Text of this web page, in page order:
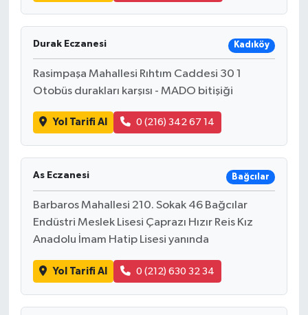
Durak Eczanesi Kadıköy
Rasimpaşa Mahallesi Rıhtım Caddesi 30 1
Otobüs durakları karşısı - MADO bitişiği
Yol Tarifi Al 0 (216) 342 67 14
As Eczanesi Bağcılar
Barbaros Mahallesi 210. Sokak 46 Bağcılar
Endüstri Meslek Lisesi Çaprazı Hızır Reis Kız
Anadolu İmam Hatip Lisesi yanında
Yol Tarifi Al 0 (212) 630 32 34